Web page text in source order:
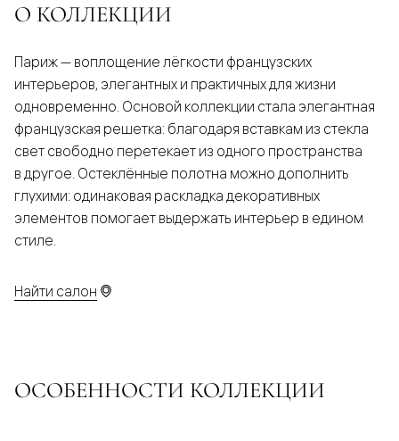
О КОЛЛЕКЦИИ
Париж — воплощение лёгкости французских
интерьеров, элегантных и практичных для жизни
одновременно. Основой коллекции стала элегантная
французская решетка: благодаря вставкам из стекла
свет свободно перетекает из одного пространства
в другое. Остеклённые полотна можно дополнить
глухими: одинаковая раскладка декоративных
элементов помогает выдержать интерьер в едином
стиле.
Найти салон
ОСОБЕННОСТИ КОЛЛЕКЦИИ